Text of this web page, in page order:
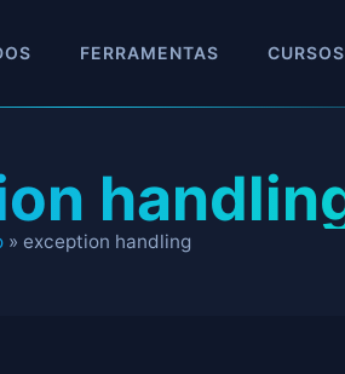
FERRAMENTAS CURSOS
» exception handling